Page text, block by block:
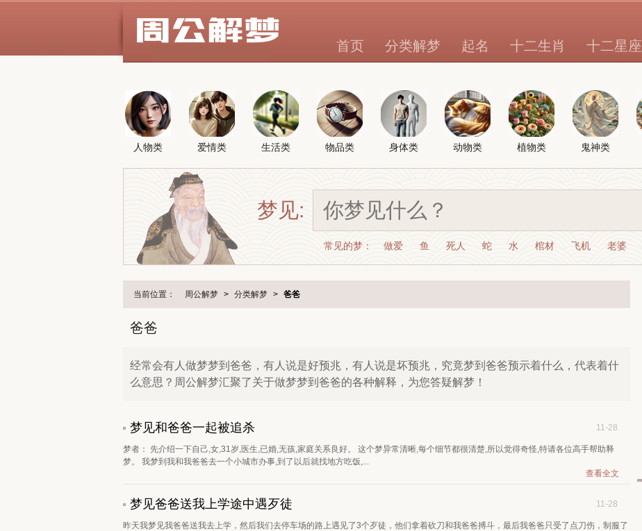
首页 分类解梦 起名 十二生肖 十二星座
人物类 爱情类 生活类 物品类 身体类 动物类 植物类 鬼神类
梦见:
常见的梦： 做爱 鱼 死人 蛇 水 棺材 飞机 老婆
当前位置： 周公解梦 > 分类解梦 > 爸爸
爸爸
经常会有人做梦梦到爸爸，有人说是好预兆，有人说是坏预兆，究竟梦到爸爸预示着什么，代表着什
么意思？周公解梦汇聚了关于做梦梦到爸爸的各种解释，为您答疑解梦！
梦见和爸爸一起被追杀 11-28
梦者： 先介绍一下自己,女,31岁,医生,已婚,无孩,家庭关系良好。 这个梦异常清晰,每个细节都很清楚,所以觉得奇怪,特请各位高手帮助释
梦。 我梦到我和我爸爸去一个小城市办事,到了以后就找地方吃饭,...
查看全文
梦见爸爸送我上学途中遇歹徒 11-28
昨天我梦见我爸爸送我去上学，然后我们去停车场的路上遇见了3个歹徒，他们拿着砍刀和我爸爸搏斗，最后我爸爸只受了点刀伤，制服了